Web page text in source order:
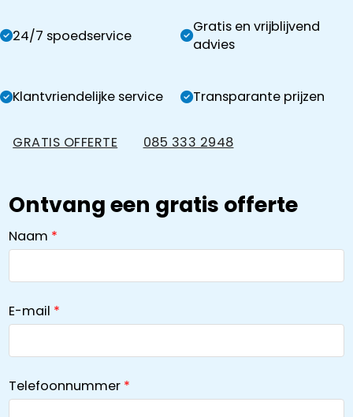
24/7 spoedservice
Gratis en vrijblijvend
advies
Klantvriendelijke service Transparante prijzen
GRATIS OFFERTE 085 333 2948
Ontvang een gratis offerte
Naam
E-mail
Telefoonnummer